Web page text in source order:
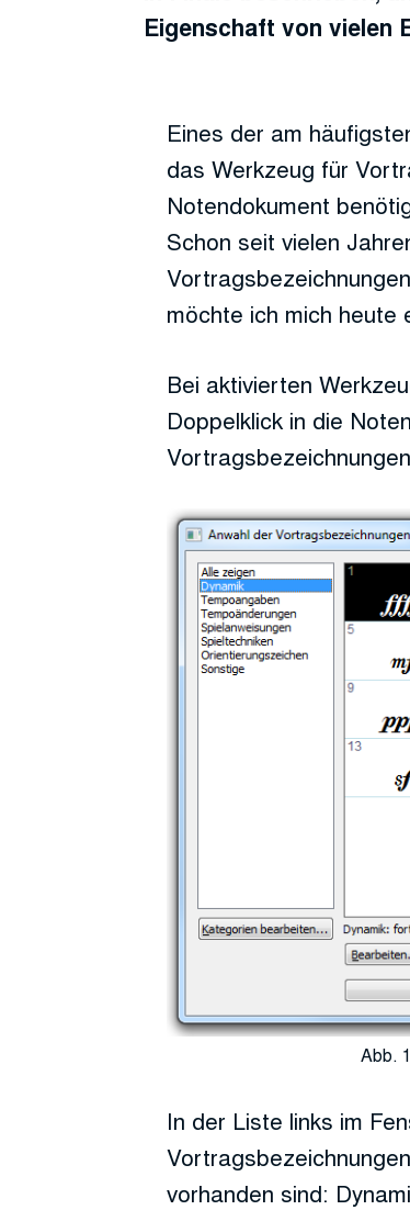
Eigenschaft von vielen
Eines der am
das Werkzeug für
Notendokument
Schon seit vielen
möchte ich mich
Bei aktivierten
Doppelklick in die
Abb.
In der Liste links im
vorhanden sind: